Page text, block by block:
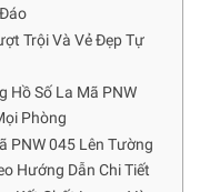
Trội Và Vẻ Đẹp Tự
Hồ Số La Mã PNW
Phòng
PNW 045 Lên Tường
Hướng Dẫn Chi Tiết